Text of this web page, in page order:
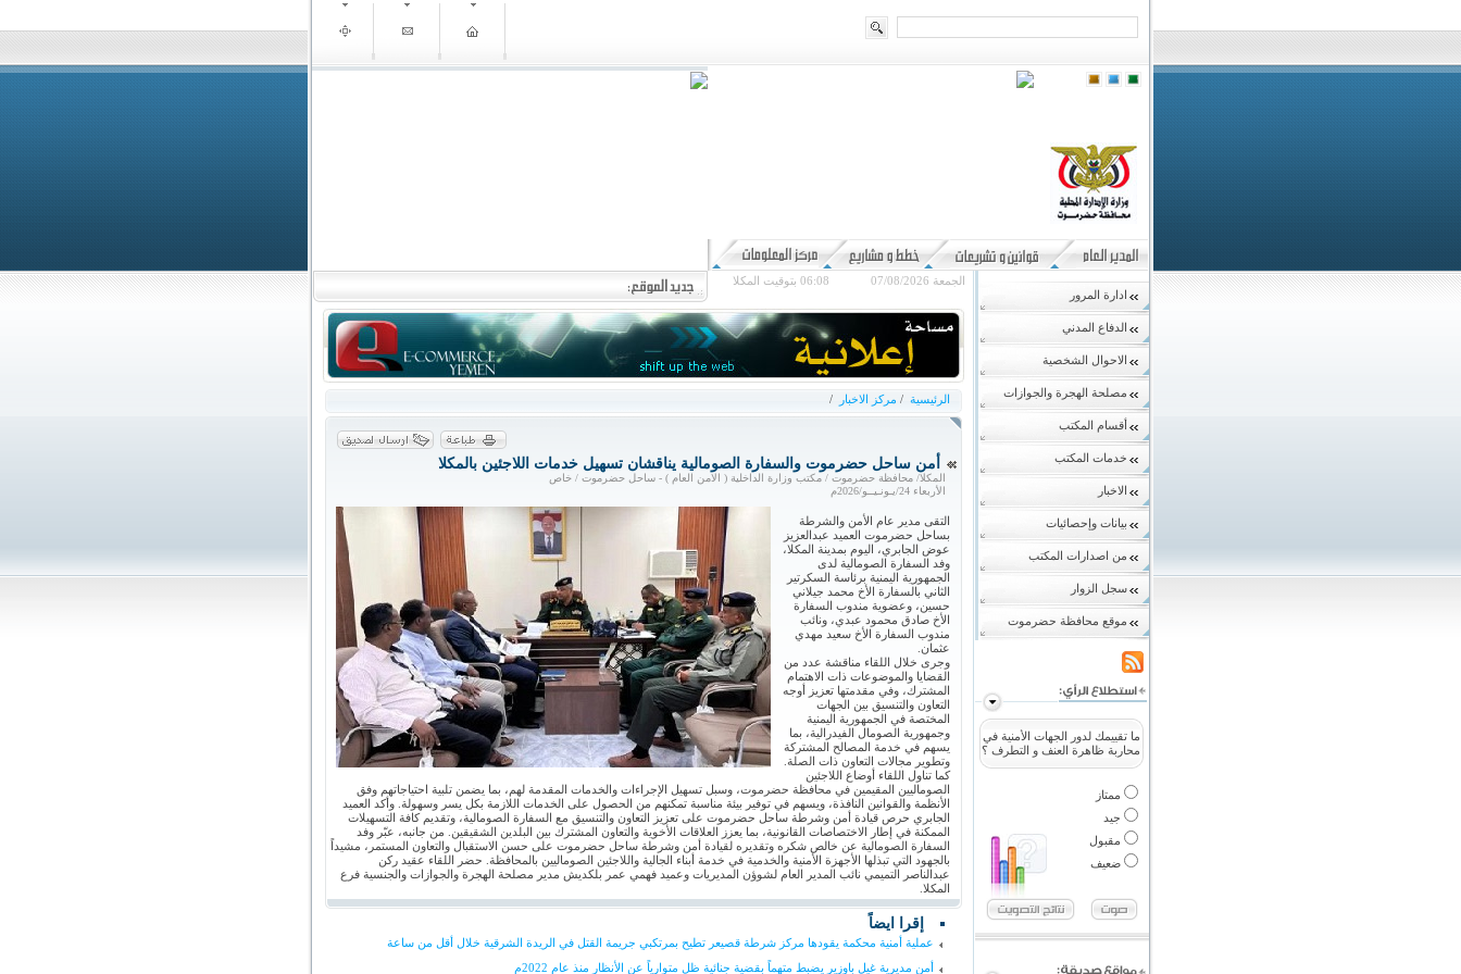
الجمعة 07/08/2026 06:08 بتوقيت المكلا
ادارة المرور
الدفاع المدني
الاحوال الشخصية
مصلحة الهجرة والجوازات
أقسام المكتب
خدمات المكتب
الاخبار
بيانات وإحصائيات
من اصدارات المكتب
سجل الزوار
موقع محافظة حضرموت
ما تقييمك لدور الجهات الأمنية في
محاربة ظاهرة العنف و التطرف ؟
ممتاز
جيد
مقبول
ضعيف
الرئيسية / مركز الاخبار /
أمن ساحل حضرموت والسفارة الصومالية يناقشان تسهيل خدمات اللاجئين بالمكلا
المكلا/ محافظة حضرموت / مكتب وزارة الداخلية ( الامن العام ) - ساحل حضرموت / خاص
الأربعاء 24/يـونـيــو/2026م
التقى مدير عام الأمن والشرطة
بساحل حضرموت العميد عبدالعزيز
عوض الجابري، اليوم بمدينة المكلا،
وفد السفارة الصومالية لدى
الجمهورية اليمنية برئاسة السكرتير
الثاني بالسفارة الأخ محمد جيلاني
حسين، وعضوية مندوب السفارة
الأخ صادق محمود عبدي، ونائب
مندوب السفارة الأخ سعيد مهدي
عثمان.
وجرى خلال اللقاء مناقشة عدد من
القضايا والموضوعات ذات الاهتمام
المشترك، وفي مقدمتها تعزيز أوجه
التعاون والتنسيق بين الجهات
المختصة في الجمهورية اليمنية
وجمهورية الصومال الفيدرالية، بما
يسهم في خدمة المصالح المشتركة
وتطوير مجالات التعاون ذات الصلة.
كما تناول اللقاء أوضاع اللاجئين
الصوماليين المقيمين في محافظة حضرموت، وسبل تسهيل الإجراءات والخدمات المقدمة لهم، بما يضمن تلبية احتياجاتهم وفق
الأنظمة والقوانين النافذة، ويسهم في توفير بيئة مناسبة تمكنهم من الحصول على الخدمات اللازمة بكل يسر وسهولة. وأكد العميد
الجابري حرص قيادة أمن وشرطة ساحل حضرموت على تعزيز التعاون والتنسيق مع السفارة الصومالية، وتقديم كافة التسهيلات
الممكنة في إطار الاختصاصات القانونية، بما يعزز العلاقات الأخوية والتعاون المشترك بين البلدين الشقيقين. من جانبه، عبّر وفد
السفارة الصومالية عن خالص شكره وتقديره لقيادة أمن وشرطة ساحل حضرموت على حسن الاستقبال والتعاون المستمر، مشيداً
بالجهود التي تبذلها الأجهزة الأمنية والخدمية في خدمة أبناء الجالية واللاجئين الصوماليين بالمحافظة. حضر اللقاء عقيد ركن
عبدالناصر التميمي نائب المدير العام لشوؤن المديريات وعميد فهمي عمر بلكديش مدير مصلحة الهجرة والجوازات والجنسية فرع
المكلا.
إقرا ايضاً
عملية أمنية محكمة يقودها مركز شرطة قصيعر تطيح بمرتكبي جريمة القتل في الريدة الشرقية خلال أقل من ساعة
أمن مديرية غيل باوزير يضبط متهماً بقضية جنائية ظل متوارياً عن الأنظار منذ عام 2022م